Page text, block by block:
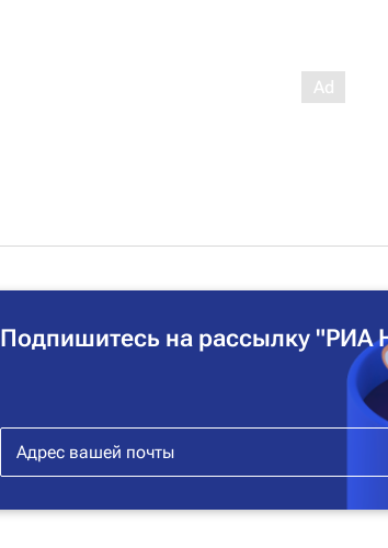
Подпишитесь на рассылку "РИА